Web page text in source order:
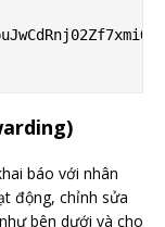
báo với nhân
động, chỉnh sửa
bên dưới và cho